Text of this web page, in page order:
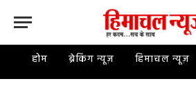
होम ब्रेकिंग न्यूज़ हिमाचल न्यूज़